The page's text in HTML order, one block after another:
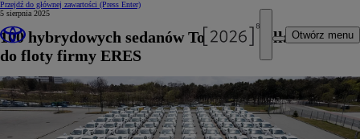
Przejdź do głównej zawartości (Press Enter)
Otwórz menu
5 sierpnia 2025
100 hybrydowych sedanów Toyota Corolla trafiło
do floty firmy ERES